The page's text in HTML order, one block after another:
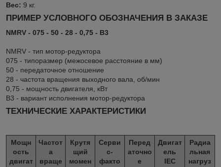
Вес: 9 кг.
ПРИМЕР УСЛОВНОГО ОБОЗНАЧЕНИЯ В ЗАКАЗЕ
NMRV - 075 - 50 - 28 - 0,75 - B3
NMRV - тип мотор-редуктора
075 - типоразмер (межосевое расстояние в мм)
50 - передаточное отношение
28 - частота вращения выходного вала, об/мин
0,75 - мощность двигателя, кВт
B3 - вариант исполнения мотор-редуктора
ТЕХНИЧЕСКИЕ ХАРАКТЕРИСТИКИ
Мощн
ость
двигат
Частот
а
враще
Крутя
щий
момен
Серви
с-
факто
Перед
аточно
е
Двигат
ель
IEC
Радиа
льная
нагруз